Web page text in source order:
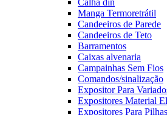
Manga Termoretrátil
Candeeiros de Parede
Candeeiros de Teto
Barramentos
Caixas alvenaria
Campainhas Sem Fios
Comandos/sinalização
Expositor Para
Expositores Material
Expositores Para Pilhas